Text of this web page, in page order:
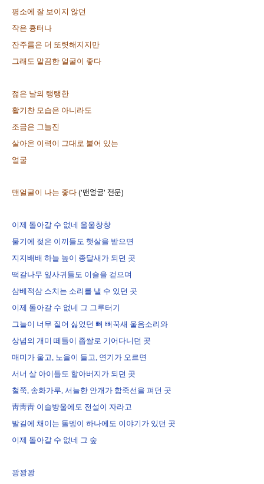
평소에 잘 보이지 않던
작은 흉터나
잔주름은 더 또렷해지지만
그래도 말끔한 얼굴이 좋다
젊은 날의 탱탱한
활기찬 모습은 아니라도
조금은 그늘진
살아온 이력이 그대로 붙어 있는
얼굴
맨얼굴이 나는 좋다 ('맨얼굴' 전문)
이제 돌아갈 수 없네 울울창창
물기에 젖은 이끼들도 햇살을 받으면
지지배배 하늘 높이 종달새가 되던 곳
떡갈나무 잎사귀들도 이슬을 걷으며
삼베적삼 스치는 소리를 낼 수 있던 곳
이제 돌아갈 수 없네 그 그루터기
그늘이 너무 짙어 싫었던 뻐 뻐꾹새 울음소리와
상념의 개미 떼들이 좁쌀로 기어다니던 곳
매미가 울고, 노을이 들고, 연기가 오르면
서너 살 아이들도 할아버지가 되던 곳
철쭉, 송화가루, 서늘한 안개가 합죽선을 펴던 곳
靑靑靑 이슬방울에도 전설이 자라고
발길에 채이는 돌멩이 하나에도 이야기가 있던 곳
이제 돌아갈 수 없네 그 숲
꽝꽝꽝